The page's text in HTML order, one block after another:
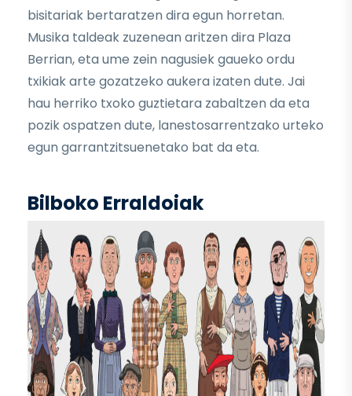
bisitariak bertaratzen dira egun horretan.
Musika taldeak zuzenean aritzen dira Plaza
Berrian, eta ume zein nagusiek gaueko ordu
txikiak arte gozatzeko aukera izaten dute. Jai
hau herriko txoko guztietara zabaltzen da eta
pozik ospatzen dute, lanestosarrentzako urteko
egun garrantzitsuenetako bat da eta.
Bilboko Erraldoiak